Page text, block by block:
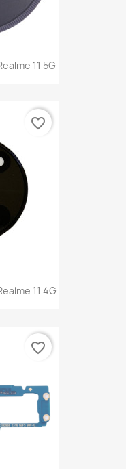
11 5G
11 4G
favorite_border
favorite_border